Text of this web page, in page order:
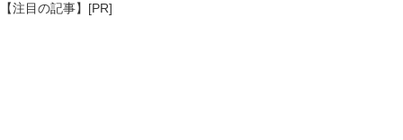
【注目の記事】[PR]